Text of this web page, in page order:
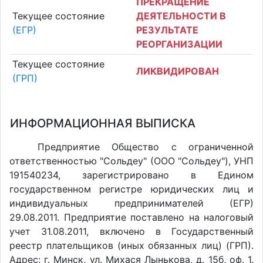
Текущее состояние
(ЕГР)
ДЕЯТЕЛЬНОСТИ В
РЕЗУЛЬТАТЕ
РЕОРГАНИЗАЦИИ
Текущее состояние
(ГРП)
ЛИКВИДИРОВАН
ИНФОРМАЦИОННАЯ ВЫПИСКА
Предприятие Общество с ограниченной
ответственностью "Сольдеу" (ООО "Сольдеу"), УНП
191540234, зарегистрировано в Едином
государственном регистре юридических лиц и
индивидуальных предпринимателей (ЕГР)
29.08.2011. Предприятие поставлено на налоговый
учет 31.08.2011, включено в Государственный
реестр плательщиков (иных обязанных лиц) (ГРП).
Адрес: г. Минск, ул. Михася Лынькова, д. 15б, оф. 1.